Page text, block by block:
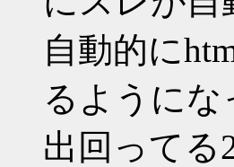
自動的に
るように
出回ってる